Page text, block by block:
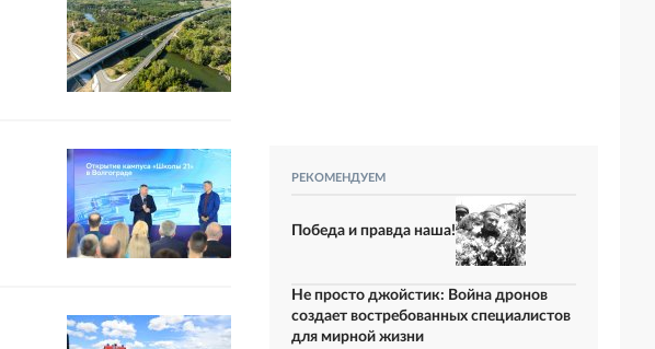
РЕКОМЕНДУЕМ
Победа и правда наша!
Не просто джойстик: Война дронов
создает востребованных специалистов
для мирной жизни